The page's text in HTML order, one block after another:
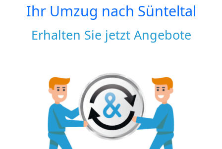
Ihr Umzug nach Sünteltal
Erhalten Sie jetzt Angebote